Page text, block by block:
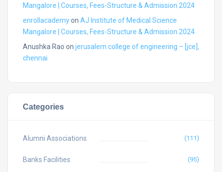
Mangalore | Courses, Fees-Structure & Admission 2024
enrollacademyon AJ Institute of Medical Science
Mangalore | Courses, Fees-Structure & Admission 2024
Anushka Rao on jerusalem college of engineering – [jce],
chennai
Categories
Alumni Associations (111)
Banks Facilities (95)